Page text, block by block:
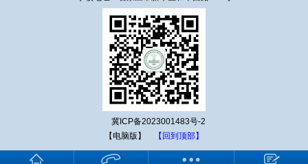
冀ICP备2023001483号-2
【电脑版】
【回到顶部】